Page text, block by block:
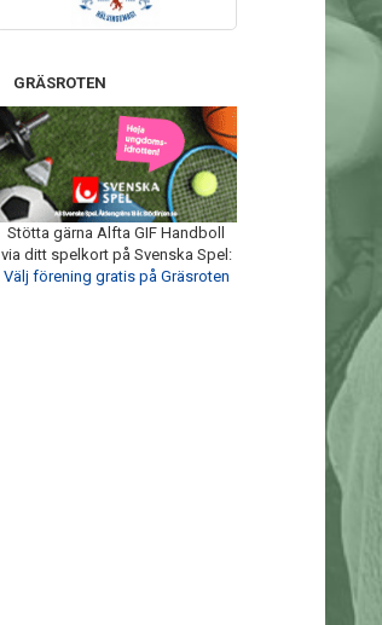
GRÄSROTEN
Stötta gärna Alfta GIF Handboll
via ditt spelkort på Svenska Spel:
Välj förening gratis på Gräsroten